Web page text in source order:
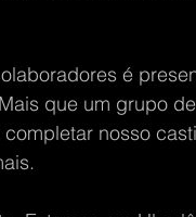
é
que um grupo
nosso